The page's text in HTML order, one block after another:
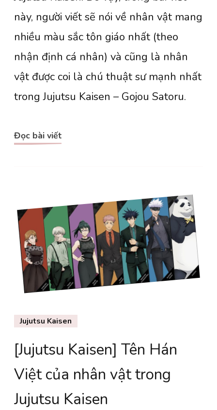
đạo
&
Phật
giáo
xây
này, người viết sẽ nói về nhân vật mang
nhiều màu sắc tôn giáo nhất (theo
nhận định cá nhân) và cũng là nhân
vật được coi là chú thuật sư mạnh nhất
trong Jujutsu Kaisen – Gojou Satoru.
Đọc bài viết
Jujutsu Kaisen
[Jujutsu Kaisen] Tên Hán
Việt của nhân vật trong
Jujutsu Kaisen